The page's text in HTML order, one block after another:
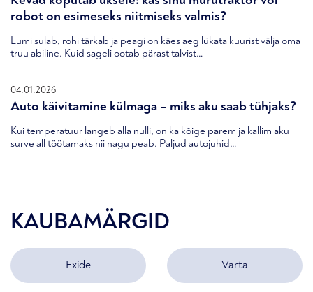
robot on esimeseks niitmiseks valmis?
Lumi sulab, rohi tärkab ja peagi on käes aeg lükata kuurist välja oma
truu abiline. Kuid sageli ootab pärast talvist…
04.01.2026
Auto käivitamine külmaga – miks aku saab tühjaks?
Kui temperatuur langeb alla nulli, on ka kõige parem ja kallim aku
surve all töötamaks nii nagu peab. Paljud autojuhid…
KAUBAMÄRGID
Exide Varta